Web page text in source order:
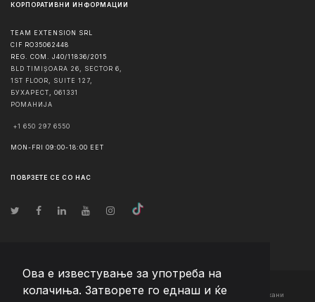
Ова е известување за употреба на
колачиња. Затворете го еднаш и ќе
КОРПОРАТИВНИ ИНФОРМАЦИИ
TEAM EXTENSION SRL
CIF RO35062448
REG. COM. J40/11836/2015
BLD TIMIȘOARA 26, SECTOR 6,
1ST FLOOR, SUITE 127,
БУХАРЕСТ
061331
РОМАНИЈА
+1 650 297 6550
MON-FRI 09:00-18:00 EET
ПОВРЗЕТЕ СЕ СО НАС
© Авторско право2026 Team Extension Macedonia - Сите права задржани